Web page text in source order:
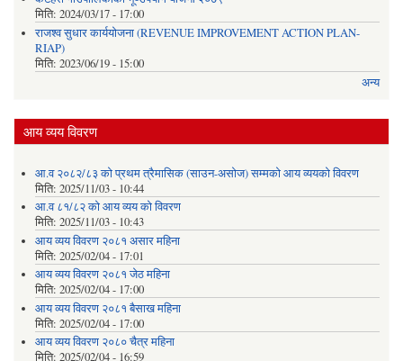
मिति: 2024/03/17 - 17:00
राजश्व सुधार कार्ययोजना (REVENUE IMPROVEMENT ACTION PLAN-
RIAP)
मिति: 2023/06/19 - 15:00
अन्य
आय व्यय विवरण
आ.व २०८२/८३ को प्रथम त्रैमासिक (साउन-असोज) सम्मको आय व्ययको विवरण
मिति: 2025/11/03 - 10:44
आ.व ८१/८२ को आय व्यय को विवरण
मिति: 2025/11/03 - 10:43
आय व्यय विवरण २०८१ असार महिना
मिति: 2025/02/04 - 17:01
आय व्यय विवरण २०८१ जेठ महिना
मिति: 2025/02/04 - 17:00
आय व्यय विवरण २०८१ बैसाख महिना
मिति: 2025/02/04 - 17:00
आय व्यय विवरण २०८० चैत्र महिना
मिति: 2025/02/04 - 16:59